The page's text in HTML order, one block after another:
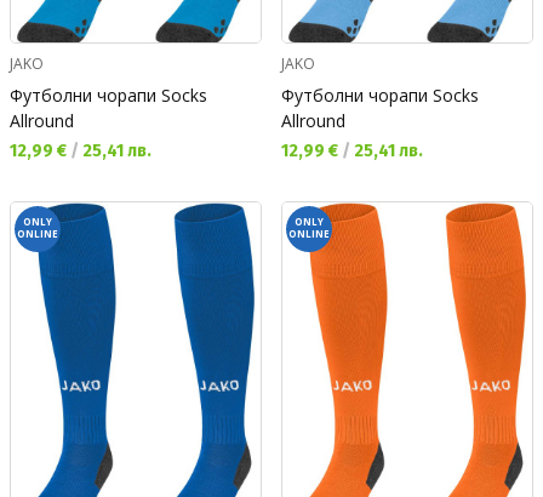
JAKO
Футболни чорапи Socks
Allround
Текуща цена:
12,99 € / 25,41 лв.
JAKO
Футболни чорапи Socks
Allround
Текуща цена:
12,99 € / 25,41 лв.
ONLY
ONLINE
ONLY
ONLINE